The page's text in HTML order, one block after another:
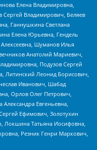
Елена Владимировна,
Сергей Владимирович, Беляев
Ганнушкина Светлана
Елена Юрьевна, Гендель
Шуманов Илья
Анатолий Мариевич,
Подузов Сергей
Литинский Леонид Борисович,
Иванович, Шабад
Орлов Олег Петрович,
Евгеньевна,
Ефимович, Золотухин
Локшина Татьяна Иосифовна,
Резник Генри Маркович,